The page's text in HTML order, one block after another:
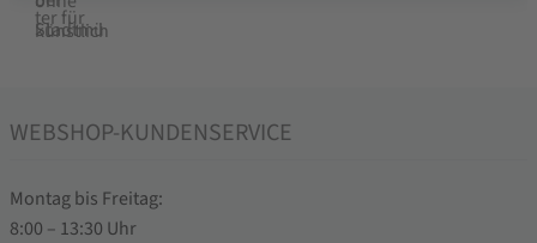
WEBSHOP-KUNDENSERVICE
Montag bis Freitag:
8:00 – 13:30 Uhr